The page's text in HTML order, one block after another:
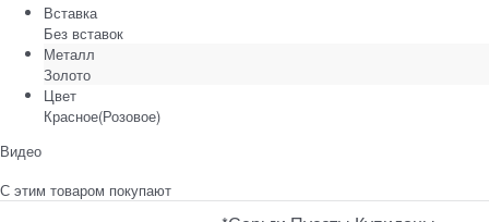
Вставка
Без вставок
Металл
Золото
Цвет
Красное(Розовое)
Видео
С этим товаром покупают